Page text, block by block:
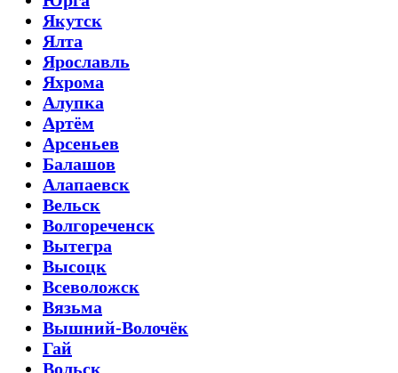
Якутск
Ялта
Ярославль
Яхрома
Алупка
Артём
Арсеньев
Балашов
Алапаевск
Вельск
Волгореченск
Вытегра
Высоцк
Всеволожск
Вязьма
Вышний-Волочёк
Гай
Вольск